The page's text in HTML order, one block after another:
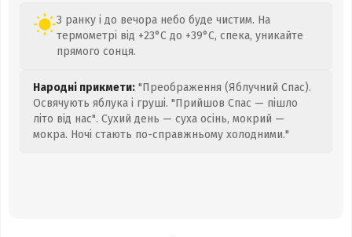
З ранку і до вечора небо буде чистим. На
термометрі від +23°C до +39°C, спека, уникайте
прямого сонця.
Народні прикмети: "Преображення (Яблучний Спас).
Освячують яблука і груші. "Прийшов Спас — пішло
літо від нас". Сухий день — суха осінь, мокрий —
мокра. Ночі стають по-справжньому холодними."